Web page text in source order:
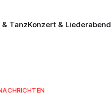
TanzKonzert & Liederabend